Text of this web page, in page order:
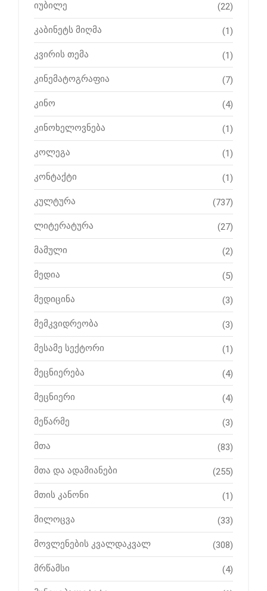
იუბილე (22)
კაბინეტს მიღმა (1)
კვირის თემა (1)
კინემატოგრაფია (7)
კინო (4)
კინოხელოვნება (1)
კოლეგა (1)
კონტაქტი (1)
კულტურა (737)
ლიტერატურა (27)
მამული (2)
მედია (5)
მედიცინა (3)
მემკვიდრეობა (3)
მესამე სექტორი (1)
მეცნიერება (4)
მეცნიერი (4)
მეწარმე (3)
მთა (83)
მთა და ადამიანები (255)
მთის კანონი (1)
მილოცვა (33)
მოვლენების კვალდაკვალ (308)
მრწამსი (4)